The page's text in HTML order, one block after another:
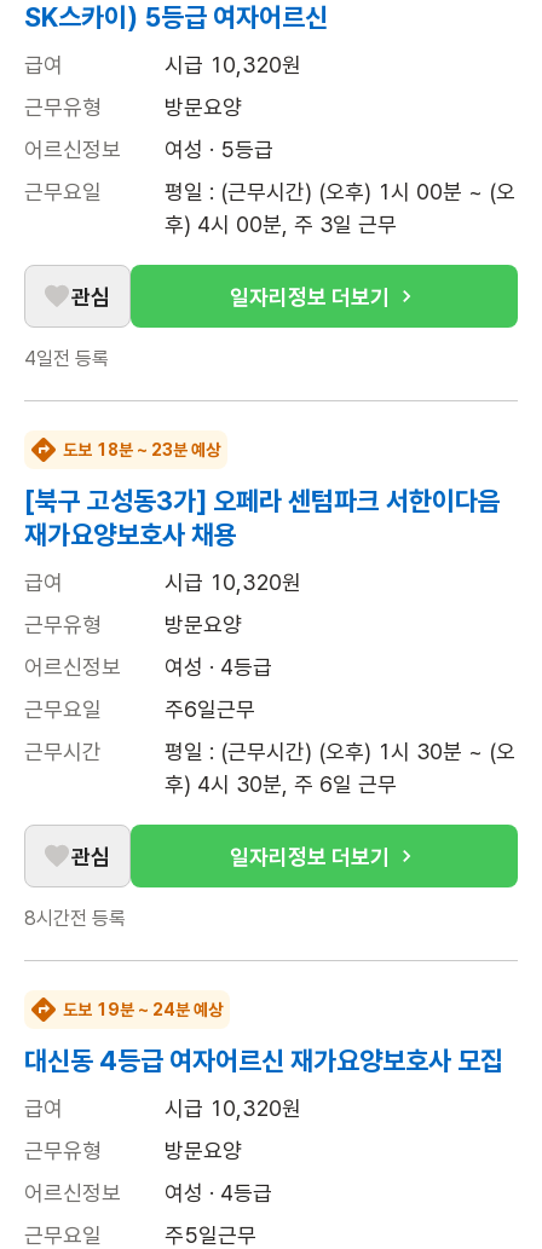
SK스카이) 5등급 여자어르신
급여
시급 10,320원
근무유형
방문요양
어르신정보
여성 · 5등급
근무요일
평일 : (근무시간) (오후) 1시 00분 ~ (오
후) 4시 00분, 주 3일 근무
관심 일자리정보 더보기
4일전 등록
도보 18분 ~ 23분 예상
[북구 고성동3가] 오페라 센텀파크 서한이다음
재가요양보호사 채용
급여
시급 10,320원
근무유형
방문요양
어르신정보
여성 · 4등급
근무요일
주6일근무
근무시간
평일 : (근무시간) (오후) 1시 30분 ~ (오
후) 4시 30분, 주 6일 근무
관심 일자리정보 더보기
8시간전 등록
도보 19분 ~ 24분 예상
대신동 4등급 여자어르신 재가요양보호사 모집
급여
시급 10,320원
근무유형
방문요양
어르신정보
여성 · 4등급
근무요일
주5일근무